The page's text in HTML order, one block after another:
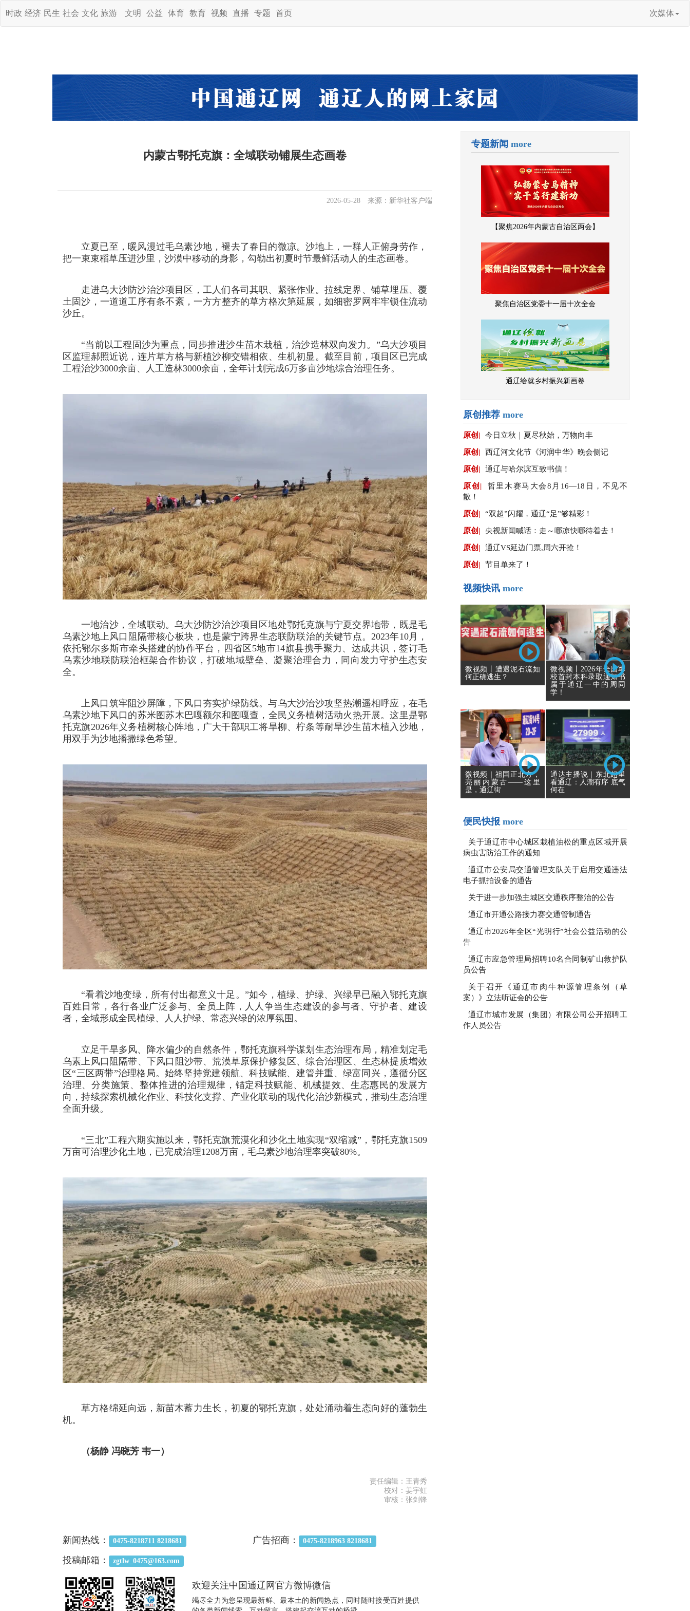
时政 经济 民生 社会 文化 旅游 文明 公益 体育 教育 视频 直播 专题 首页 次媒体
内蒙古鄂托克旗：全域联动铺展生态画卷
2026-05-28 来源：新华社客户端
立夏已至，暖风漫过毛乌素沙地，褪去了春日的微凉。沙地上，一群人正俯身劳作，
把一束束稻草压进沙里，沙漠中移动的身影，勾勒出初夏时节最鲜活动人的生态画卷。
走进乌大沙防沙治沙项目区，工人们各司其职、紧张作业。拉线定界、铺草埋压、覆
土固沙，一道道工序有条不紊，一方方整齐的草方格次第延展，如细密罗网牢牢锁住流动
沙丘。
“当前以工程固沙为重点，同步推进沙生苗木栽植，治沙造林双向发力。”乌大沙项目
区监理郝照近说，连片草方格与新植沙柳交错相依、生机初显。截至目前，项目区已完成
工程治沙3000余亩、人工造林3000余亩，全年计划完成6万多亩沙地综合治理任务。
一地治沙，全域联动。乌大沙防沙治沙项目区地处鄂托克旗与宁夏交界地带，既是毛
乌素沙地上风口阻隔带核心板块，也是蒙宁跨界生态联防联治的关键节点。2023年10月，
依托鄂尔多斯市牵头搭建的协作平台，四省区5地市14旗县携手聚力、达成共识，签订毛
乌素沙地联防联治框架合作协议，打破地域壁垒、凝聚治理合力，同向发力守护生态安
全。
上风口筑牢阻沙屏障，下风口夯实护绿防线。与乌大沙治沙攻坚热潮遥相呼应，在毛
乌素沙地下风口的苏米图苏木巴嘎额尔和图嘎查，全民义务植树活动火热开展。这里是鄂
托克旗2026年义务植树核心阵地，广大干部职工将旱柳、柠条等耐旱沙生苗木植入沙地，
用双手为沙地播撒绿色希望。
“看着沙地变绿，所有付出都意义十足。”如今，植绿、护绿、兴绿早已融入鄂托克旗
百姓日常，各行各业广泛参与、全员上阵，人人争当生态建设的参与者、守护者、建设
者，全域形成全民植绿、人人护绿、常态兴绿的浓厚氛围。
立足干旱多风、降水偏少的自然条件，鄂托克旗科学谋划生态治理布局，精准划定毛
乌素上风口阻隔带、下风口阻沙带、荒漠草原保护修复区、综合治理区、生态林提质增效
区“三区两带”治理格局。始终坚持党建领航、科技赋能、建管并重、绿富同兴，遵循分区
治理、分类施策、整体推进的治理规律，锚定科技赋能、机械提效、生态惠民的发展方
向，持续探索机械化作业、科技化支撑、产业化联动的现代化治沙新模式，推动生态治理
全面升级。
“三北”工程六期实施以来，鄂托克旗荒漠化和沙化土地实现“双缩减”，鄂托克旗1509
万亩可治理沙化土地，已完成治理1208万亩，毛乌素沙地治理率突破80%。
草方格绵延向远，新苗木蓄力生长，初夏的鄂托克旗，处处涌动着生态向好的蓬勃生
机。
（杨静 冯晓芳 韦一）
责任编辑：王青秀
校对：姜宇虹
审核：张剑锋
新闻热线： 0475-8218711 8218681 广告招商： 0475-8218963 8218681
投稿邮箱： zgtlw_0475@163.com
欢迎关注中国通辽网官方微博微信
竭尽全力为您呈现最新鲜、最本土的新闻热点，同时随时接受百姓提供
专题新闻 more
【聚焦2026年内蒙古自治区两会】
聚焦自治区党委十一届十次全会
通辽绘就乡村振兴新画卷
原创推荐 more
原创| 今日立秋｜夏尽秋始，万物向丰
原创| 西辽河文化节《河润中华》晚会侧记
原创| 通辽与哈尔滨互致书信！
原创|
哲里木赛马大会8月16—18日，不见不
散！
原创| “双超”闪耀，通辽“足”够精彩！
原创| 央视新闻喊话：走～哪凉快哪待着去！
原创| 通辽VS延边门票,周六开抢！
原创| 节目单来了！
视频快讯 more
微视频丨遭遇泥石流如
何正确逃生？
微视频丨2026年全国军
校首封本科录取通知书
属于通辽一中的周同
学！
微视频｜祖国正北方，
亮丽内蒙古——这里
是，通辽街
通达主播说｜东北超里
看通辽：人潮有序 底气
何在
便民快报 more
关于通辽市中心城区栽植油松的重点区域开展
病虫害防治工作的通知
通辽市公安局交通管理支队关于启用交通违法
电子抓拍设备的通告
关于进一步加强主城区交通秩序整治的公告
通辽市开通公路接力赛交通管制通告
通辽市2026年全区“光明行”社会公益活动的公
告
通辽市应急管理局招聘10名合同制矿山救护队
员公告
关于召开《通辽市肉牛种源管理条例（草
案）》立法听证会的公告
通辽市城市发展（集团）有限公司公开招聘工
作人员公告